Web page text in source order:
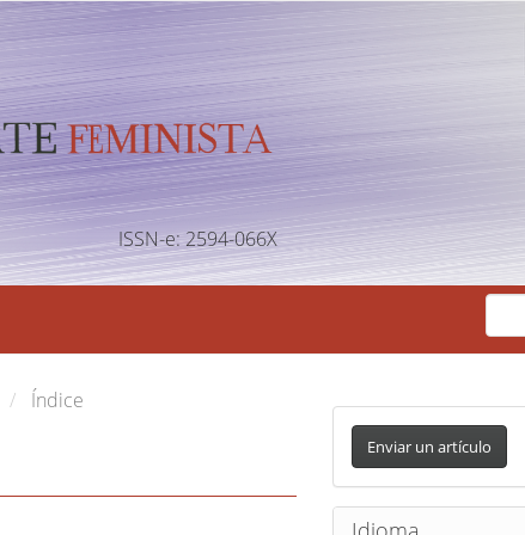
ISSN-e: 2594-066X
Índice
E
v
i
Enviar un artículo